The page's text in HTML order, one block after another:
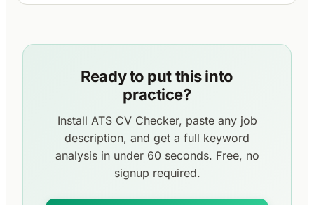
Ready to put this into
practice?
Install ATS CV Checker, paste any job
description, and get a full keyword
analysis in under 60 seconds. Free, no
signup required.